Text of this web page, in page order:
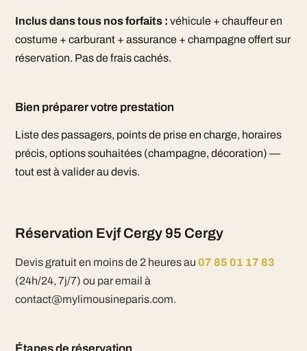
Inclus dans tous nos forfaits : véhicule + chauffeur en
costume + carburant + assurance + champagne offert sur
réservation. Pas de frais cachés.
Bien préparer votre prestation
Liste des passagers, points de prise en charge, horaires
précis, options souhaitées (champagne, décoration) —
tout est à valider au devis.
Réservation Evjf Cergy 95 Cergy
Devis gratuit en moins de 2 heures au 07 85 01 17 83
(24h/24, 7j/7) ou par email à
contact@mylimousineparis.com.